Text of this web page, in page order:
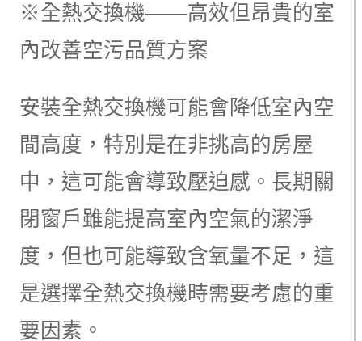
※全熱交換機——高效但昂貴的室
內改善空污品質方案
安裝全熱交換機可能會降低室內空
間高度，特別是在非挑高的房屋
中，這可能會導致壓迫感。長期關
閉窗戶雖能提高室內空氣的潔淨
度，但也可能導致含氧量不足，這
是選擇全熱交換機時需要考慮的重
要因素。